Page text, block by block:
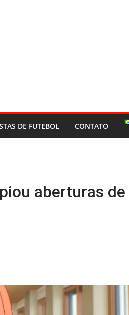
DE FUTEBOL CONTATO
aberturas de